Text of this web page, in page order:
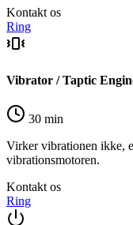
Kontakt os
Ring
Vibrator / Taptic
30 min
Virker vibrationen ikke,
vibrationsmotoren.
Kontakt os
Ring